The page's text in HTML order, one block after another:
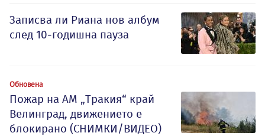
Записва ли Риана нов албум
след 10-годишна пауза
Обновена
Пожар на АМ „Тракия“ край
Велинград, движението е
блокирано (СНИМКИ/ВИДЕО)